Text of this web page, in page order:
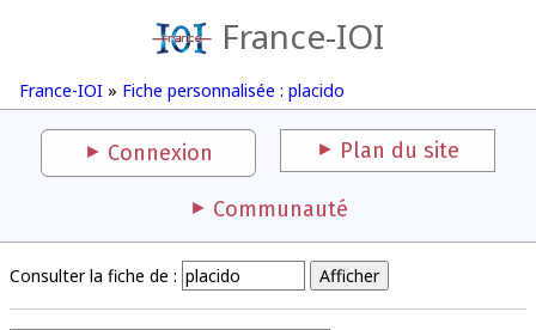
France-IOI
France-IOI » Fiche personnalisée : placido
Connexion Plan du site
Communauté
Consulter la fiche de :